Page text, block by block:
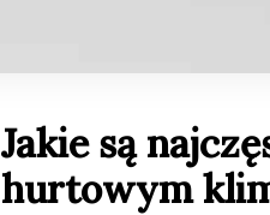
Jakie są
hurtowym